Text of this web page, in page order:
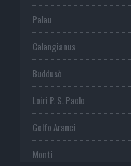
Palau
Calangianus
Buddusò
Loiri P. S. Paolo
Golfo Aranci
Monti